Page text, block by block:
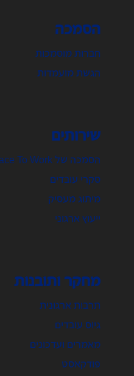
הסמכה
חברות מוסמכות
הגשת מועמדות
שירותים
הסמכה של Great Place To Work
סקרי עובדים
מיתוג מעסיק
ייעוץ ארגוני
מחקר ותובנות
תרבות ארגונית
גיוס עובדים
מאמרים ועדכונים
פודקאסט